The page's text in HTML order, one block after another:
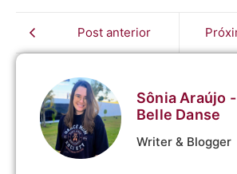
Post anterior
Sônia Araújo -
Belle Danse
Writer & Blogger